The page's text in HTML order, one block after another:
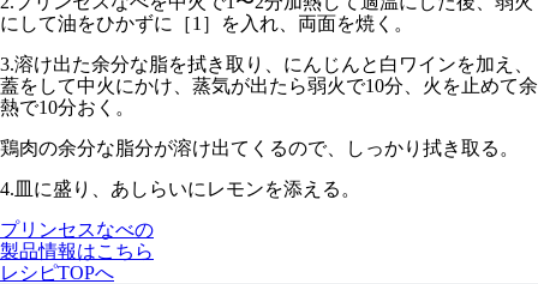
にして油をひかずに［1］を入れ、両面を焼く。
3.溶け出た余分な脂を拭き取り、にんじんと白ワインを加え、
蓋をして中火にかけ、蒸気が出たら弱火で10分 、火を止めて余
熱で10分おく。
鶏肉の余分な脂分が溶け出てくるので、しっかり拭き取る。
4. 皿に盛り、あしらいにレモンを添える。
プリンセスなべの
製品情報はこちら
レシピTOPへ